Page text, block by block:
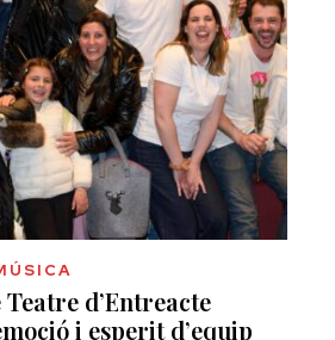
d’Entreacte
i esperit d’equip